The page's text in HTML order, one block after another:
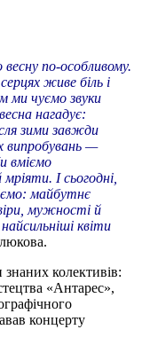
весну по-особливому.
живе біль і
ми чуємо звуки
нагадує:
зими завжди
випробувань —
вміємо
І сьогодні,
майбутнє
мужності й
квіти
колективів:
«Антарес»,
концерту